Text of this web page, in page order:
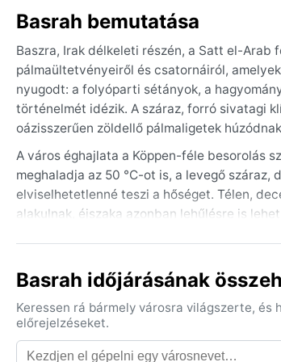
Basrah bemutatása
Baszra, Irak délkeleti részén, a Satt el-Arab
pálmaültetvényeiről és csatornáiról,
nyugodt: a folyóparti sétányok, a
történelmét idézik. A száraz, forró sivatagi
oázisszerűen zöldellő pálmaligetek
A város éghajlata a Köppen-féle besorolás
meghaladja az 50 °C-ot is, a levegő
elviselhetetlenné teszi a hőséget. Télen,
alakulnak, éjszaka azonban lehűlésre is
Az időjárás szempontjából a legkedvezőbb
kellemesen hűvös. A nyári hónapokban
amely por- és homokviharokat hozhat
a Satt el-Arab kilép a medréből, áradásokat
szeretné felfedezni, annak a mérsékelt téli
Basrah időjárásának
Keressen rá bármely városra világszerte,
előrejelzéseket.